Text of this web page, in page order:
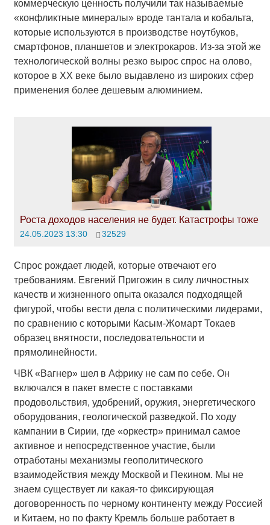
коммерческую ценность получили так называемые
«конфликтные минералы» вроде тантала и кобальта,
которые используются в производстве ноутбуков,
смартфонов, планшетов и электрокаров. Из-за этой же
технологической волны резко вырос спрос на олово,
которое в ХХ веке было выдавлено из широких сфер
применения более дешевым алюминием.
Роста доходов населения не будет. Катастрофы тоже
24.05.2023 13:30 32529
Спрос рождает людей, которые отвечают его
требованиям. Евгений Пригожин в силу личностных
качеств и жизненного опыта оказался подходящей
фигурой, чтобы вести дела с политическими лидерами,
по сравнению с которыми Касым-Жомарт Токаев
образец внятности, последовательности и
прямолинейности.
ЧВК «Вагнер» шел в Африку не сам по себе. Он
включался в пакет вместе с поставками
продовольствия, удобрений, оружия, энергетического
оборудования, геологической разведкой. По ходу
кампании в Сирии, где «оркестр» принимал самое
активное и непосредственное участие, были
отработаны механизмы геополитического
взаимодействия между Москвой и Пекином. Мы не
знаем существует ли какая-то фиксирующая
договоренность по черному континенту между Россией
и Китаем, но по факту Кремль больше работает в